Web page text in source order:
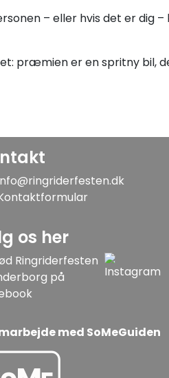
– eller hvis det er dig –
præmien er en spritny bil,
os her
med SoMeGuiden